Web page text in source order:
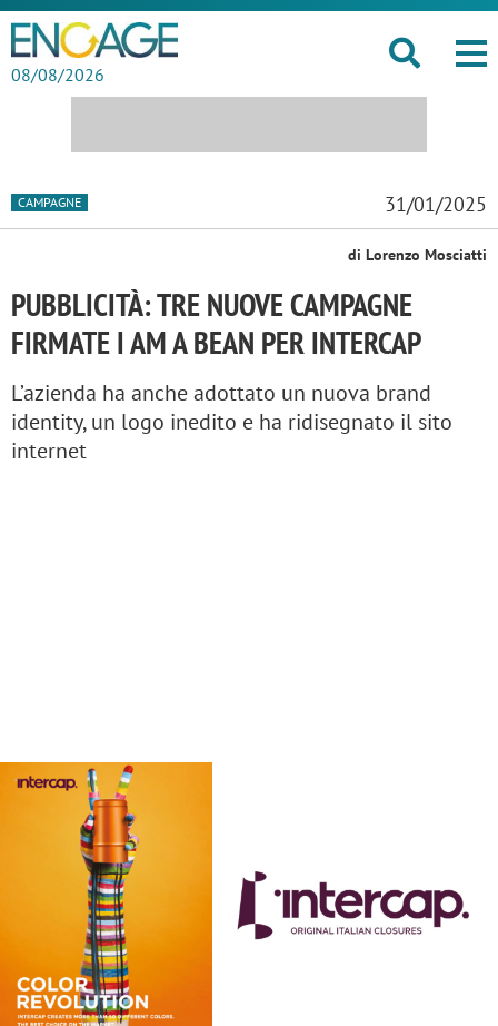
08/08/2026
CAMPAGNE 31/01/2025
di Lorenzo Mosciatti
PUBBLICITÀ: TRE NUOVE CAMPAGNE
FIRMATE I AM A BEAN PER INTERCAP
L’azienda ha anche adottato un nuova brand
identity, un logo inedito e ha ridisegnato il sito
internet